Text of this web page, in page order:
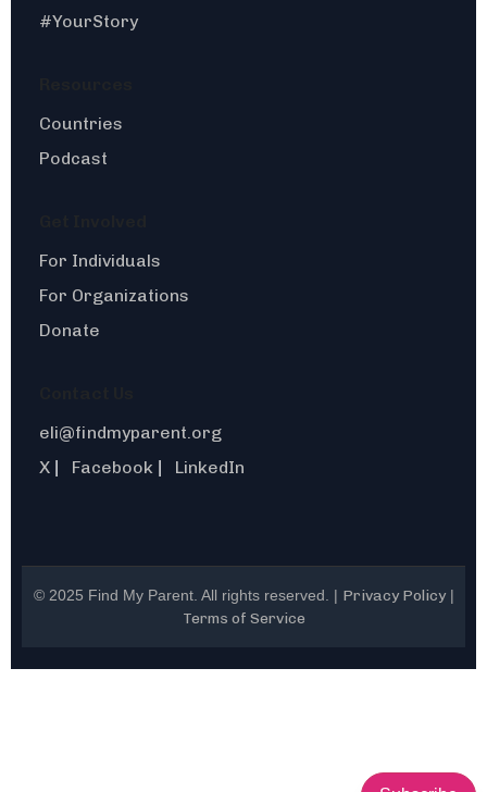
#YourStory
Countries
Podcast
For Individuals
For Organizations
Donate
eli@findmyparent.org
X
Facebook LinkedIn
© 2025 Find My Parent. All rights reserved. | Privacy Policy|
Terms of Service